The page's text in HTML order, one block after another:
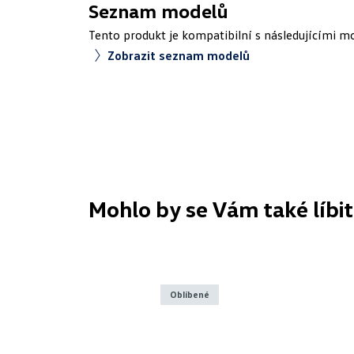
Seznam modelů
Tento produkt je kompatibilní s následujícími
Zobrazit seznam modelů
Mohlo by se Vám také líbit
Oblíbené